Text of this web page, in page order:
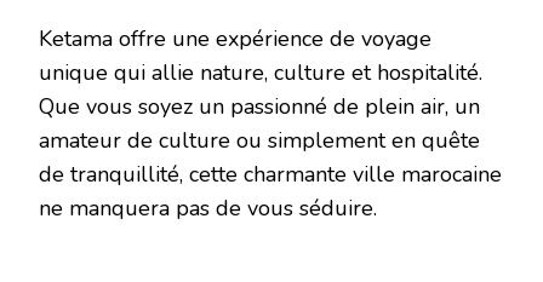
Ketama offre une expérience de voyage
unique qui allie nature, culture et hospitalité.
Que vous soyez un passionné de plein air, un
amateur de culture ou simplement en quête
de tranquillité, cette charmante ville marocaine
ne manquera pas de vous séduire.